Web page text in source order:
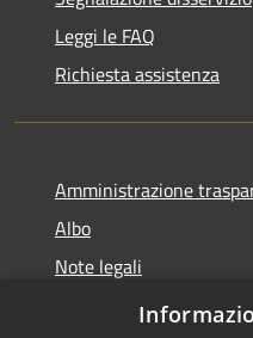
Leggi le FAQ
Richiesta assistenza
Amministrazione
Albo
Note legali
Dichiarazione di